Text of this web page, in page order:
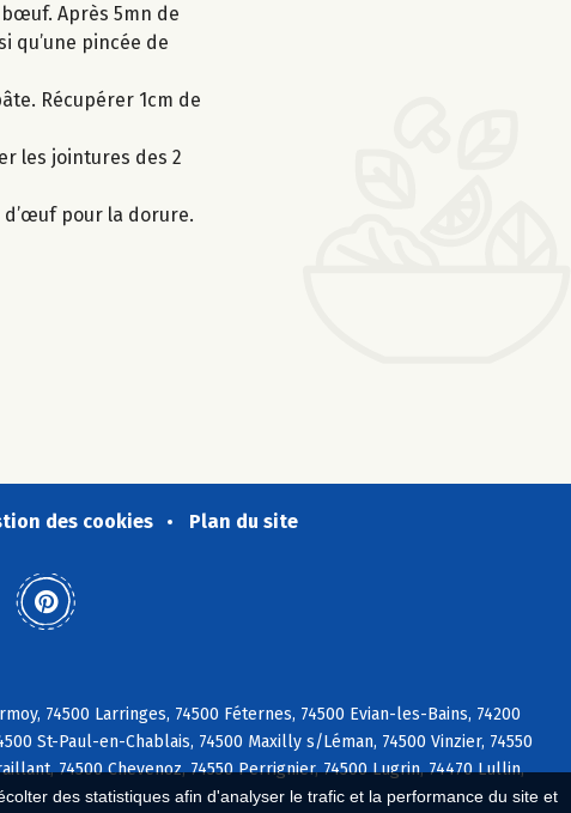
des statistiques afin d'analyser le trafic et la performance du site et
bœuf. Après 5mn de
qu’une pincée de
Récupérer 1cm de
les jointures des 2
d’œuf pour la dorure.
des cookies Plan du site
74500 Larringes, 74500 Féternes, 74500 Evian-les-Bains, 74200
St-Paul-en-Chablais, 74500 Maxilly s/Léman, 74500 Vinzier, 74550
74500 Chevenoz, 74550 Perrignier, 74500 Lugrin, 74470 Lullin,